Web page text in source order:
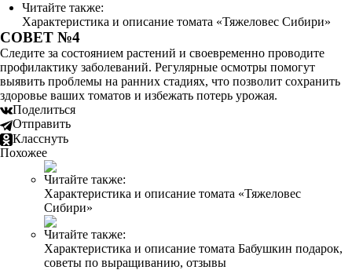
Читайте также:
Характеристика и описание томата «Тяжеловес Сибири»
СОВЕТ №4
Следите за состоянием растений и своевременно проводите
профилактику заболеваний. Регулярные осмотры помогут
выявить проблемы на ранних стадиях, что позволит сохранить
здоровье ваших томатов и избежать потерь урожая.
Поделиться
Отправить
Класснуть
Похожее
Читайте также:
Характеристика и описание томата «Тяжеловес
Сибири»
Читайте также:
Характеристика и описание томата Бабушкин подарок,
советы по выращиванию, отзывы